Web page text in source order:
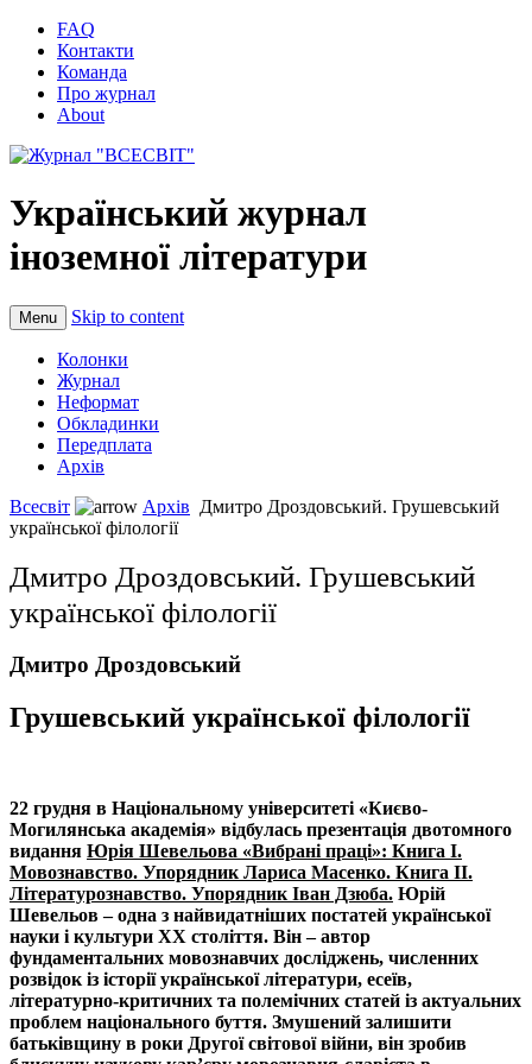
FAQ
Контакти
Команда
Про журнал
About
Український журнал
іноземної літератури
Menu Skip to content
Колонки
Журнал
Неформат
Обкладинки
Передплата
Архів
Всесвіт
Архів Дмитро Дроздовський. Грушевський
української філології
Дмитро Дроздовський. Грушевський
української філології
Дмитро Дроздовський
Грушевський української філології
22 грудня в Національному університеті «Києво-
Могилянська академія» відбулась презентація двотомного
видання Юрія Шевельова «Вибрані праці»: Книга І.
Мовознавство. Упорядник Лариса Масенко. Книга ІІ.
Літературознавство. Упорядник Іван Дзюба. Юрій
Шевельов – одна з найвидатніших постатей української
науки і культури ХХ століття. Він – автор
фундаментальних мовознавчих досліджень, численних
розвідок із історії української літератури, есеїв,
літературно-критичних та полемічних статей із актуальних
проблем національного буття. Змушений залишити
батьківщину в роки Другої світової війни, він зробив